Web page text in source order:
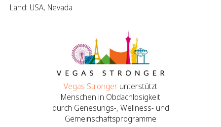
Land: USA, Nevada
Vegas Stronger unterstützt
Menschen in Obdachlosigkeit
durch Genesungs-, Wellness- und
Gemeinschaftsprogramme